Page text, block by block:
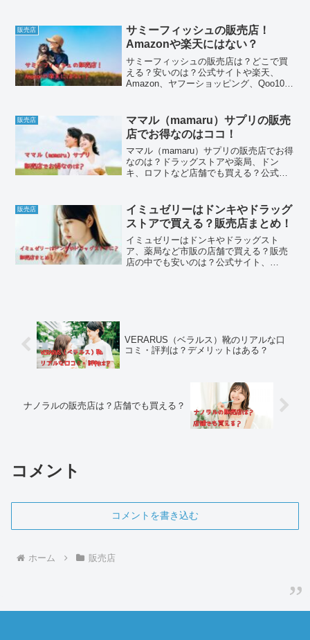
ど市販の店舗でも買える？良い口コミ評
判はもちろん、悪い口コミやデメリット
なども詳しく調べてみました。
販売店
サミーフィッシュの販売店！
Amazonや楽天にはない？
サミーフィッシュの販売店は？どこで買
える？安いのは？公式サイトや楽天、
Amazon、ヤフーショッピング、Qoo10な
の店舗までリサーチしてみました。解約
やマイページにログインする方法、口コ
ミやデメリットなども詳しくまとめてい
ます。
販売店
ママル（mamaru）サプリの販売
店でお得なのはココ！
ママル（mamaru）サプリの販売店でお得
なのは？ドラッグストアや薬局、ドン
キ、ロフトなど店舗でも買える？公式サ
して安い値段を見つけてみました。解約
方法やマイページにログインする方法、
口コミ、デメリットなどもわかりやすく
まとめています。
販売店
イミュゼリーはドンキやドラッグ
ストアで買える？販売店まとめ！
イミュゼリーはドンキやドラッグスト
ア、薬局など市販の店舗で買える？販売
店の中でも安いのは？公式サイト、
VERARUS（ベラルス）靴のリアルな口
コミ・評判は？デメリットはある？
ナノラルの販売店は？店舗でも買える？
コメント
コメントを書き込む
ホーム 販売店